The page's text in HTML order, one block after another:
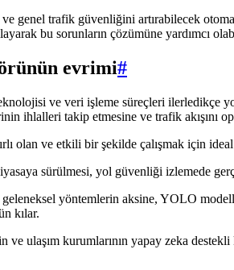
genel trafik güvenliğini artırabilecek
bu sorunların çözümüne yardımcı
evrimi#
ve veri işleme süreçleri ilerledikçe
ihlalleri takip etmesine ve trafik akışını
olan ve etkili bir şekilde çalışmak için
sürülmesi, yol güvenliği izlemede
yöntemlerin aksine, YOLO
kılar.
ulaşım kurumlarının yapay zeka